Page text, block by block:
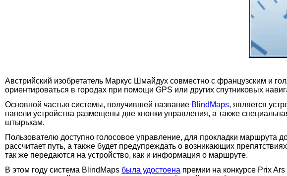
Австрийский изобретатель Маркус Шмайдух совместно с французским и
ориентироваться в городах при помощи GPS или других спутниковых
Основной частью системы, получившей название BlindMaps, является
панели устройства размещены две кнопки управления, а также
штырькам.
Пользователю доступно голосовое управление, для прокладки маршрута
рассчитает путь, а также будет предупреждать о возникающих
так же передаются на устройство, как и информация о маршруте.
В этом году система BlindMaps была удостоена премии на конкурсе Prix